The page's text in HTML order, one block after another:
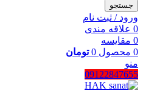
جستجو
ورود / ثبت نام
0 علاقه مندی
0 مقایسه
0 محصول 0 تومان
منو
09122847655